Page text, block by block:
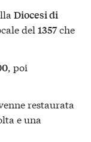
Diocesi di
del 1357che
, poi
restaurata
e una